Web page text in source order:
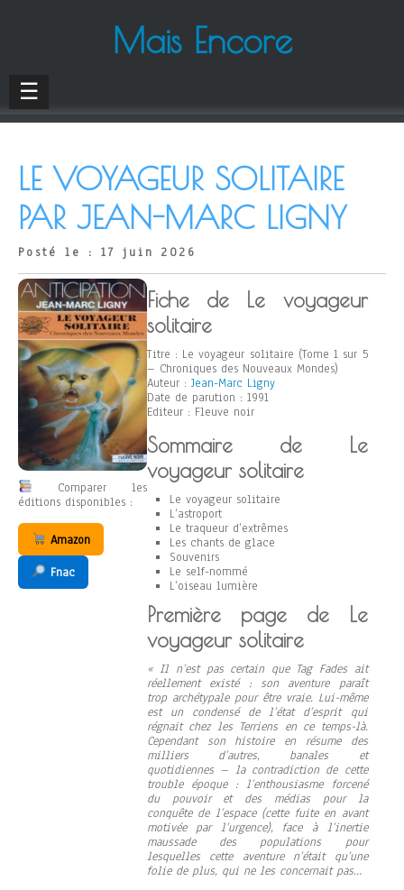
Mais Encore
☰
LE VOYAGEUR SOLITAIRE
PAR JEAN-MARC LIGNY
Posté le : 17 juin 2026
Comparer les
éditions disponibles :
Amazon
Fnac
Fiche de Le voyageur
solitaire
Titre : Le voyageur solitaire (Tome 1 sur 5
– Chroniques des Nouveaux Mondes)
Auteur : Jean-Marc Ligny
Date de parution : 1991
Editeur : Fleuve noir
Sommaire de Le
voyageur solitaire
Le voyageur solitaire
L’astroport
Le traqueur d’extrêmes
Les chants de glace
Souvenirs
Le self-nommé
L’oiseau lumière
Première page de Le
voyageur solitaire
« Il n’est pas certain que Tag Fades ait
réellement existé : son aventure paraît
trop archétypale pour être vraie. Lui-même
est un condensé de l’état d’esprit qui
régnait chez les Terriens en ce temps-là.
Cependant son histoire en résume des
milliers d’autres, banales et
quotidiennes – la contradiction de cette
trouble époque : l’enthousiasme forcené
du pouvoir et des médias pour la
conquête de l’espace (cette fuite en avant
motivée par l’urgence), face à l’inertie
maussade des populations pour
lesquelles cette aventure n’était qu’une
folie de plus, qui ne les concernait pas…